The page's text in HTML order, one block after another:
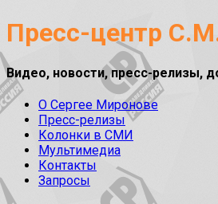
Пресс-центр
Видео, новости, пресс-релизы,
О Сергее Миронове
Пресс-релизы
Колонки в СМИ
Мультимедиа
Контакты
Запросы